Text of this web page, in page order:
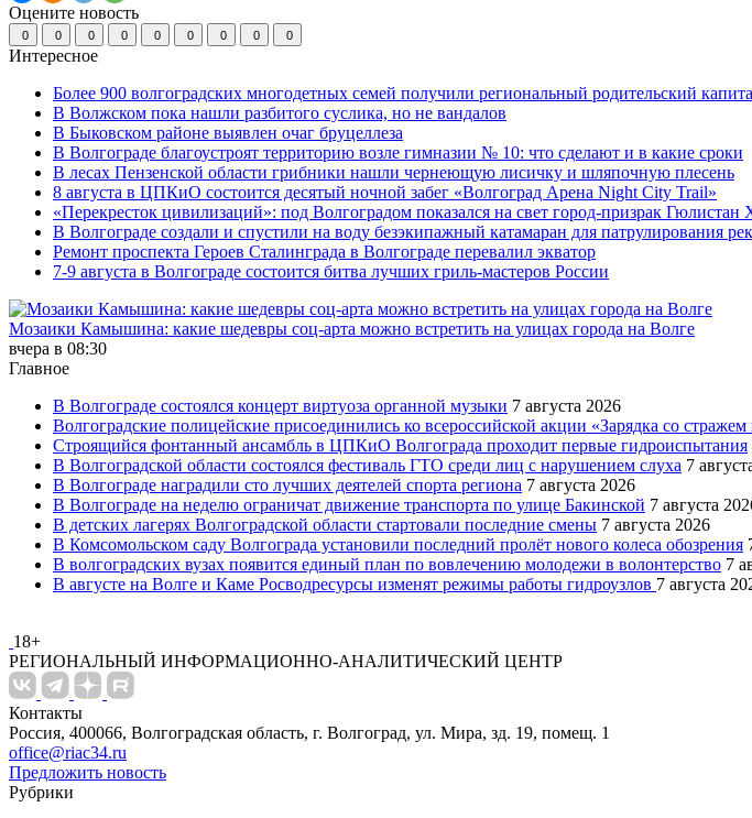
Оцените новость
0 0 0 0 0 0 0 0 0
Интересное
Более 900 волгоградских многодетных семей получили региональный родительский
В Волжском пока нашли разбитого суслика, но не вандалов
В Быковском районе выявлен очаг бруцеллеза
В Волгограде благоустроят территорию возле гимназии № 10: что сделают и в какие сроки
В лесах Пензенской области грибники нашли чернеющую лисичку и шляпочную плесень
8 августа в ЦПКиО состоится десятый ночной забег «Волгоград Арена Night City Trail»
«Перекресток цивилизаций»: под Волгоградом показался на свет город-призрак Гюлистан
В Волгограде создали и спустили на воду безэкипажный катамаран для патрулирования рек
Ремонт проспекта Героев Сталинграда в Волгограде перевалил экватор
7-9 августа в Волгограде состоится битва лучших гриль-мастеров России
Мозаики Камышина: какие шедевры соц-арта можно встретить на улицах города на Волге
вчера в 08:30
Главное
В Волгограде состоялся концерт виртуоза органной музыки 7 августа 2026
Волгоградские полицейские присоединились ко всероссийской акции «Зарядка со стражем
Строящийся фонтанный ансамбль в ЦПКиО Волгограда проходит первые гидроиспытания
В Волгоградской области состоялся фестиваль ГТО среди лиц с нарушением слуха 7
В Волгограде наградили сто лучших деятелей спорта региона 7 августа 2026
В Волгограде на неделю ограничат движение транспорта по улице Бакинской 7 августа
В детских лагерях Волгоградской области стартовали последние смены 7 августа 2026
В Комсомольском саду Волгограда установили последний пролёт нового колеса обозрения
В волгоградских вузах появится единый план по вовлечению молодежи в волонтерство 7
В августе на Волге и Каме Росводресурсы изменят режимы работы гидроузлов 7 августа
18+
РЕГИОНАЛЬНЫЙ ИНФОРМАЦИОННО-АНАЛИТИЧЕСКИЙ ЦЕНТР
Контакты
Россия, 400066, Волгоградская область, г. Волгоград, ул. Мира, зд. 19, помещ. 1
office@riac34.ru
Предложить новость
Рубрики